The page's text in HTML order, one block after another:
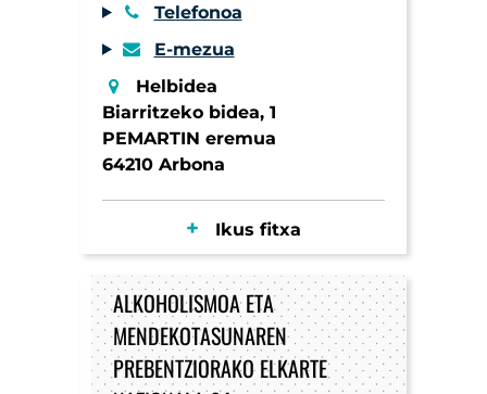
Telefonoa
E-mezua
Helbidea
Biarritzeko bidea, 1
PEMARTIN eremua
64210 Arbona
Ikus fitxa
ALKOHOLISMOA ETA
MENDEKOTASUNAREN
PREBENTZIORAKO ELKARTE